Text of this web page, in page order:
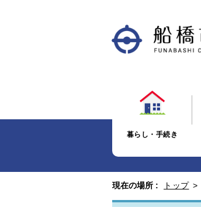
暮らし・手続き
現在の場所 : トップ >